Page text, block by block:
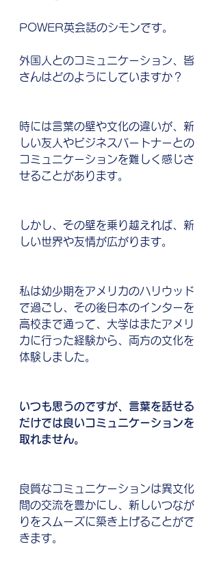
POWER英会話のシモンです。
外国人とのコミュニケーション、皆
さんはどのようにしていますか？
時には言葉の壁や文化の違いが、新
しい友人やビジネスパートナーとの
コミュニケーションを難しく感じさ
せることがあります。
しかし、その壁を乗り越えれば、新
しい世界や友情が広がります。
私は幼少期をアメリカのハリウッド
で過ごし、その後日本のインターを
高校まで通って、大学はまたアメリ
カに行った経験から、両方の文化を
体験しました。
いつも思うのですが、言葉を話せる
だけでは良いコミュニケーションを
取れません。
良質なコミュニケーションは異文化
間の交流を豊かにし、新しいつなが
りをスムーズに築き上げることがで
きます。